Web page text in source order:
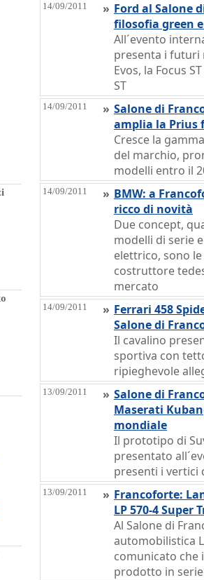
14/09/2011 » Ford al Salone
filosofia green
All´evento
presenta i futuri
Evos, la Focus
ST
14/09/2011 » Salone di
amplia la Prius
Cresce la
del marchio,
modelli entro il
14/09/2011 » BMW: a
ricco di novità
Due concept,
modelli di serie
elettrico, sono
costruttore
mercato
14/09/2011 » Ferrari 458
Salone di
Il cavalino
sportiva con
ripieghevole
13/09/2011 » Salone di
Maserati
mondiale
Il prototipo di
presentato
presenti i vertici
13/09/2011 » Francoforte:
LP 570-4 Super
Al Salone di
automobilistica
comunicato che
prodotto in